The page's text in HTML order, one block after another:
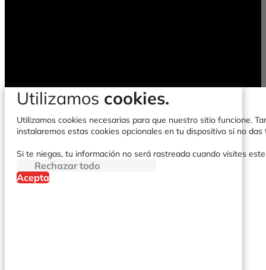
Utilizamos cookies.
Utilizamos cookies necesarias para que nuestro sitio funcione.
instalaremos estas cookies opcionales en tu dispositivo si no
Si te niegas, tu información no será rastreada cuando visites
Rechazar todo
Acepta